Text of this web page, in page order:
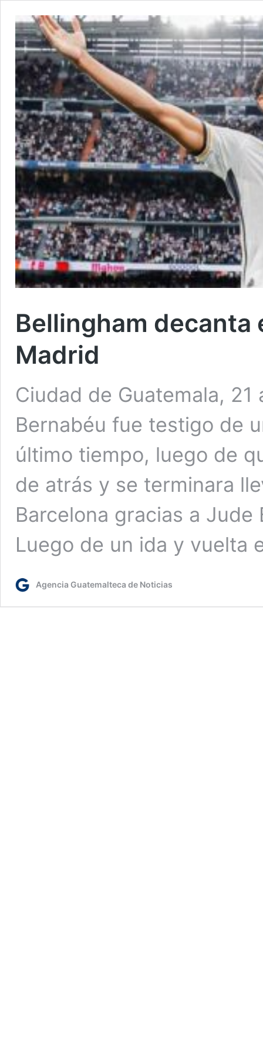
Bellingham decanta
Madrid
Ciudad de Guatemala,
Bernabéu fue testigo de
último tiempo, luego de
de atrás y se terminara
Barcelona gracias a
Luego de un ida y vuelta
Agencia Guatemalteca de Noticias